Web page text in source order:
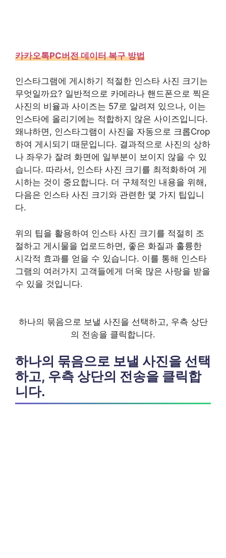
카카오톡PC버전 데이터 복구 방법
인스타그램에 게시하기 적절한 인스타 사진 크기는
무엇일까요? 일반적으로 카메라나 핸드폰으로 찍은
사진의 비율과 사이즈는 57로 알려져 있으나, 이는
인스타에 올리기에는 적합하지 않은 사이즈입니다.
왜냐하면, 인스타그램이 사진을 자동으로 크롭Crop
하여 게시되기 때문입니다. 결과적으로 사진의 상하
나 좌우가 잘려 화면에 일부분이 보이지 않을 수 있
습니다. 따라서, 인스타 사진 크기를 최적화하여 게
시하는 것이 중요합니다. 더 구체적인 내용을 위해,
다음은 인스타 사진 크기와 관련한 몇 가지 팁입니
다.
위의 팁을 활용하여 인스타 사진 크기를 적절히 조
절하고 게시물을 업로드하면, 좋은 화질과 훌륭한
시각적 효과를 얻을 수 있습니다. 이를 통해 인스타
그램의 여러가지 고객들에게 더욱 많은 사랑을 받을
수 있을 것입니다.
하나의 묶음으로 보낼 사진을 선택하고, 우측 상단
의 전송을 클릭합니다.
하나의 묶음으로 보낼 사진을 선택
하고, 우측 상단의 전송을 클릭합
니다.